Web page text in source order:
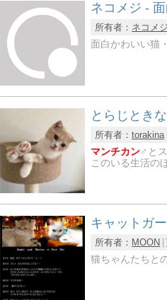
ネコメジ -
所有者： ネコメジ
面白かわいい猫
とらじとき
所有者：torakina
マンチカン♂と
このいる生活の
キャットガ
所有者： MOON
猫ちゃんたちと